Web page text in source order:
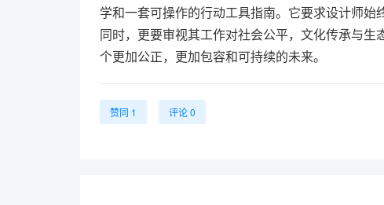
学和一套可操作的行动工具指南。它要求设计师
同时，更要审视其工作对社会公平，文化传承与
个更加公正，更加包容和可持续的未来。
赞同 1 评论 0